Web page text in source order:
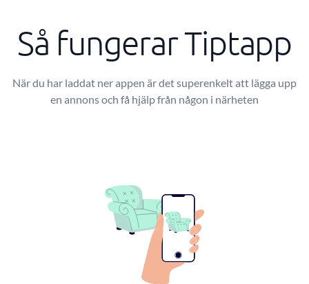
Så fungerar Tiptapp
När du har laddat ner appen är det superenkelt att lägga upp
en annons och få hjälp från någon i närheten